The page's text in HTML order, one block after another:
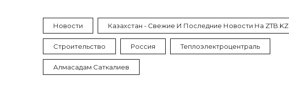
Новости Казахстан - Свежие И Последние Новости На ZTB.KZ
Строительство Россия Теплоэлектроцентраль
Алмасадам Саткалиев